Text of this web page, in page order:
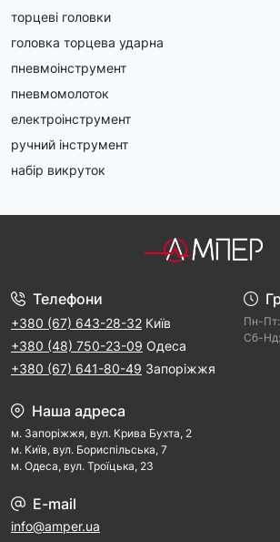
торцеві головки
головка торцева ударна
пневмоінструмент
пневмомолоток
електроінструмент
ручний інструмент
набір викруток
Телефони
+380 (67) 643-28-32 Київ
+380 (48) 750-23-09 Одеса
+380 (67) 641-80-49 Запоріжжя
Пн-
Cб-
Наша адреса
м. Запорiжжя, вул. Крива Бухта, 2
м. Kиїв, вул. Бориспільська, 7
м. Одеса, вул. Троїцька, 23
E-mail
info@amper.ua